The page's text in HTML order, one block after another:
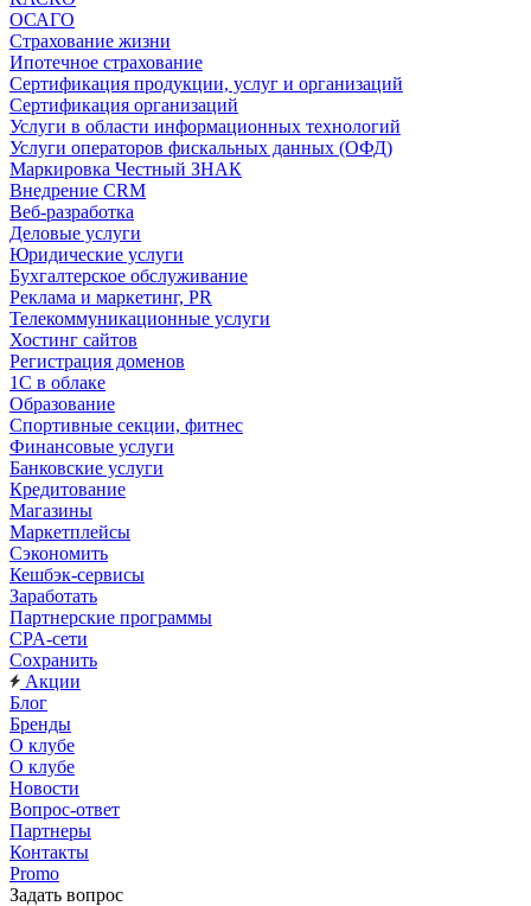
ОСАГО
Страхование жизни
Ипотечное страхование
Сертификация продукции, услуг и организаций
Сертификация организаций
Услуги в области информационных технологий
Услуги операторов фискальных данных (ОФД)
Маркировка Честный ЗНАК
Внедрение CRM
Веб-разработка
Деловые услуги
Юридические услуги
Бухгалтерское обслуживание
Реклама и маркетинг, PR
Телекоммуникационные услуги
Хостинг сайтов
Регистрация доменов
1С в облаке
Образование
Спортивные секции, фитнес
Финансовые услуги
Банковские услуги
Кредитование
Магазины
Маркетплейсы
Сэкономить
Кешбэк-сервисы
Заработать
Партнерские программы
CPA-сети
Сохранить
Акции
Блог
Бренды
О клубе
О клубе
Новости
Вопрос-ответ
Партнеры
Контакты
Promo
Задать вопрос